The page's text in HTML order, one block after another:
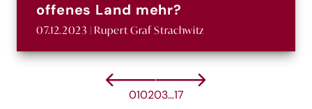
offenes Land mehr?
07.12.2023 | Rupert Graf Strachwitz
010203…17